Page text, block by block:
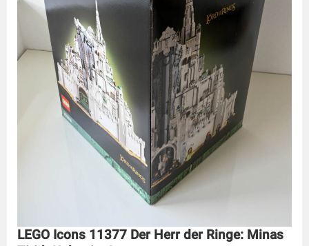
LEGO Icons 11377 Der Herr der Ringe: Minas